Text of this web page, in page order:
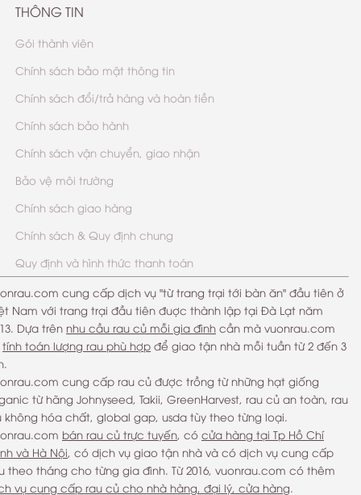
THÔNG TIN
Gói thành viên
Chính sách bảo mật thông tin
Chính sách đổi/trả hàng và hoàn tiền
Chính sách bảo hành
Chính sách vận chuyển, giao nhận
Bảo vệ môi trường
Chính sách giao hàng
Chính sách & Quy định chung
Quy định và hình thức thanh toán
cung cấp dịch vụ "từ trang trại tới bàn ăn" đầu tiên ở
Nam với trang trại đầu tiên đuợc thành lập tại Đà Lạt năm
Dựa trên nhu cầu rau củ mỗi gia đình cần mà vuonrau.com
tính toán lượng rau phù hợp để giao tận nhà mỗi tuần từ 2 đến 3
cung cấp rau củ được trồng từ những hạt giống
từ hãng Johnyseed, Takii, GreenHarvest, rau củ an toàn, rau
không hóa chất, global gap, usda tùy theo từng loại.
bán rau củ trực tuyến, có cửa hàng tại Tp Hồ Chí
và Hà Nội, có dịch vụ giao tận nhà và có dịch vụ cung cấp
theo tháng cho từng gia đình. Từ 2016, vuonrau.com có thêm
vụ cung cấp rau củ cho nhà hàng, đại lý, cửa hàng.